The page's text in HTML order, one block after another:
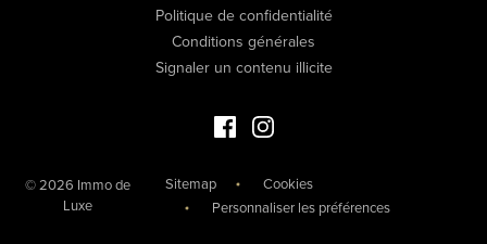
Politique de confidentialité
Conditions générales
Signaler un contenu illicite
Facebook Immo de Luxe
Instagram Immo de Luxe
© 2026 Immo de
Luxe
Sitemap
Cookies
Personnaliser les préférences